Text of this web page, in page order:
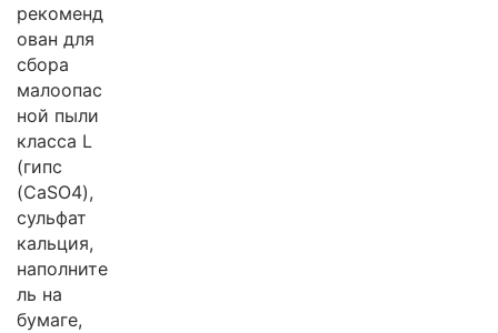
рекоменд
ован для
сбора
малоопас
ной пыли
класса L
(гипс
(CaSO4),
сульфат
кальция,
наполните
ль на
бумаге,